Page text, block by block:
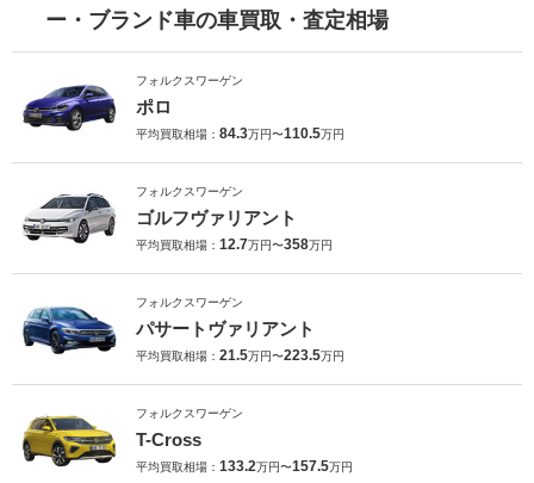
ー・ブランド車の車買取・査定相場
フォルクスワーゲン
ポロ
平均買取相場： 84.3万円〜110.5万円
フォルクスワーゲン
ゴルフヴァリアント
平均買取相場： 12.7万円〜358万円
フォルクスワーゲン
パサートヴァリアント
平均買取相場： 21.5万円〜223.5万円
フォルクスワーゲン
T-Cross
平均買取相場： 133.2万円〜157.5万円